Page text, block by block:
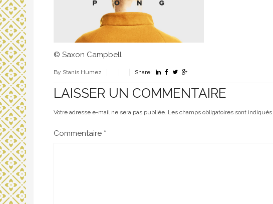
© Saxon Campbell
By Stanis Humez Share:
LAISSER UN COMMENTAIRE
Votre adresse e-mail ne sera pas publiée. Les champs obligatoires sont indiqués
Commentaire *